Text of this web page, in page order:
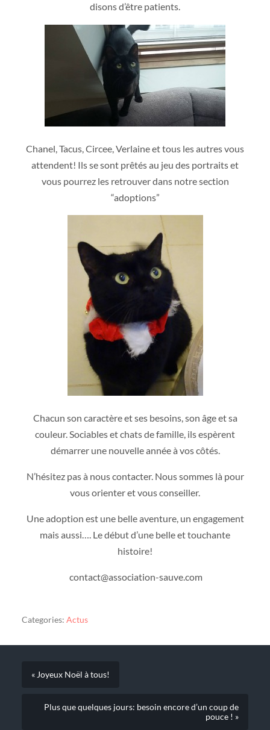
disons d’être patients.
Chanel, Tacus, Circee, Verlaine et tous les autres vous
attendent! Ils se sont prêtés au jeu des portraits et
vous pourrez les retrouver dans notre section
“adoptions”
Chacun son caractère et ses besoins, son âge et sa
couleur. Sociables et chats de famille, ils espèrent
démarrer une nouvelle année à vos côtés.
N’hésitez pas à nous contacter. Nous sommes là pour
vous orienter et vous conseiller.
Une adoption est une belle aventure, un engagement
mais aussi…. Le début d’une belle et touchante
histoire!
contact@association-sauve.com
Categories: Actus
« Joyeux Noël à tous!
Plus que quelques jours: besoin encore d’un coup de
pouce ! »